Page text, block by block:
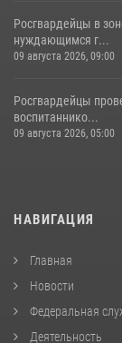
Росгвардейцы в
нуждающимся г...
09 августа 2026, 09:00
Росгвардейцы
воспитаннико...
09 августа 2026, 05:00
НАВИГАЦИЯ
Главная
Новости
Федеральная
Деятельность